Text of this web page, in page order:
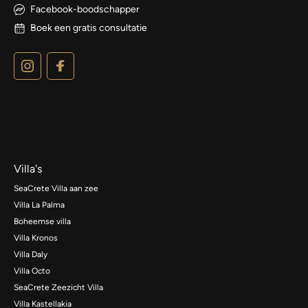
Facebook-boodschapper
Boek een gratis consultatie
Villa's
SeaCrete Villa aan zee
Villa La Palma
Boheemse villa
Villa Kronos
Villa Daly
Villa Octo
SeaCrete Zeezicht Villa
Villa Kastellakia